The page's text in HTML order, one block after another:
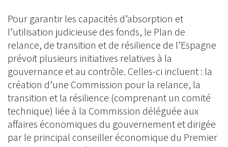
Pour garantir les capacités d’absorption et
l’utilisation judicieuse des fonds, le Plan de
relance, de transition et de résilience de l’Espagne
prévoit plusieurs initiatives relatives à la
gouvernance et au contrôle. Celles-ci incluent : la
création d’une Commission pour la relance, la
transition et la résilience (comprenant un comité
technique) liée à la Commission déléguée aux
affaires économiques du gouvernement et dirigée
par le principal conseiller économique du Premier